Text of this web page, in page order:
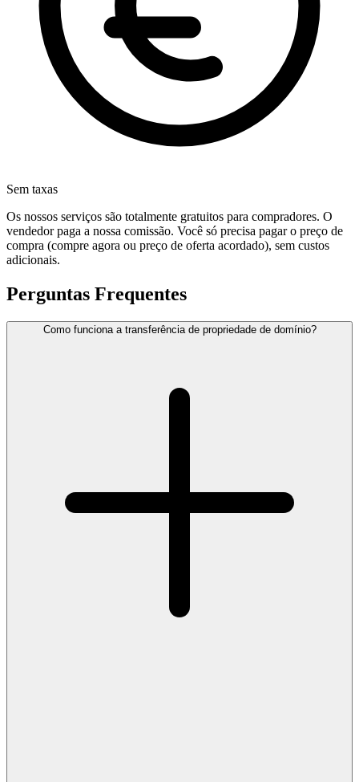
Sem taxas
Os nossos serviços são totalmente gratuitos para compradores. O
vendedor paga a nossa comissão. Você só precisa pagar o preço de
compra (compre agora ou preço de oferta acordado), sem custos
adicionais.
Perguntas Frequentes
Como funciona a transferência de propriedade de domínio?